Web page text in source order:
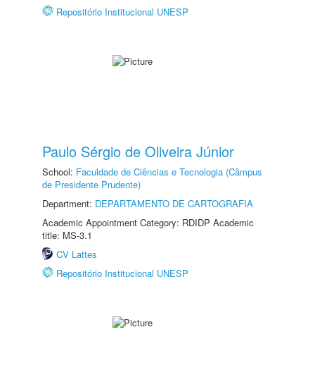
Repositório Institucional UNESP
Paulo Sérgio de Oliveira Júnior
School: Faculdade de Ciências e Tecnologia (Câmpus
de Presidente Prudente)
Department: DEPARTAMENTO DE CARTOGRAFIA
Academic Appointment Category: RDIDP Academic
title: MS-3.1
CV Lattes
Repositório Institucional UNESP